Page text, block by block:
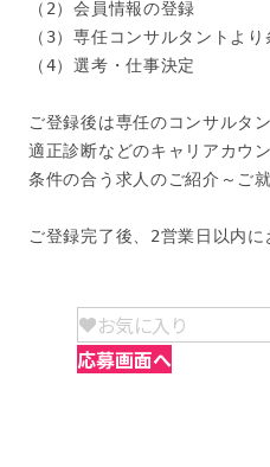
（2）会員情報の登録
（3）専任コンサルタントよ
（4）選考・仕事決定
ご登録後は専任のコンサルタ
適正診断などのキャリアカウ
条件の合う求人のご紹介～ご
ご登録完了後、2営業日以内
お気に入り
応募画面へ